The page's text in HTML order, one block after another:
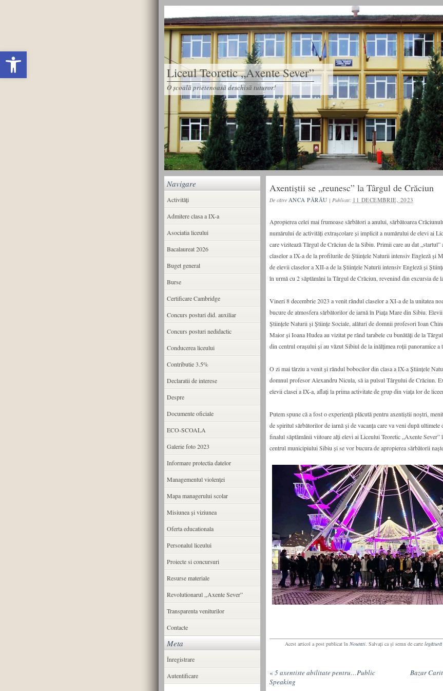
Deschide bara de unelte
Liceul Teoretic „Axente Sever”
O școală prietenoasă deschisă tuturor!
Axentiștii se „reunesc” la Târgul de Crăciun
De către ANCA PĂRĂU | Publicat: 11 DECEMBRIE, 2023
Apropierea celei mai frumoase sărbători a anului, sărbătoarea
numărului de activități extrașcolare și implicit a numărului de elevi ai
care vizitează Târgul de Crăciun de la Sibiu. Primii care au dat
claselor a IX-a de la profilurile de Științele Naturii intensiv Engleză și
de elevii claselor a XII-a de la Științele Naturii intensiv Engleză și
în urmă cu 2 săptămâni la Târgul de Crăciun, revenind din excursia de
Vineri 8 decembrie 2023 a venit rândul claselor a XI-a de la unitatea
bucure de atmosfera sărbătorilor de iarnă în Piața Mare din Sibiu.
Științele Naturii și Științe Sociale, alături de domnii profesori Ioan
Maior și Ioana Hudea au vizitat pe rând tarabele cu bunătăți de la
din centrul orașului și au văzut Sibiul de la inălțimea roții panoramice a
O zi mai târziu a venit și rândul bobocilor din clasa a IX-a Științele
domnul profesor Alexandru Nicula, să ia pulsul Târgului de Crăciun.
elevii clasei a IX-a, aflați la prima activitate de grup din viața lor de
Putem spune că a fost o experiență plăcută pentru axentiștii noștri,
de spiritul sărbătorilor de iarnă și de vacanța care va veni după ultimele
finalul săptămânii viitoare alți elevi ai Liceului Teoretic „Axente Sever”
centrul municipiului Sibiu și se vor bucura de apropierea sărbătorii
Acest articol a post publicat în Noutati. Salvaţi ca şi semn de carte legătură
« 5 axentiste abilitate pentru…Public
Speaking
Bazar
Navigare
Activități
Admitere clasa a IX-a
Asociatia liceului
Bacalaureat 2026
Buget general
Burse
Certificare Cambridge
Concurs posturi did. auxiliar
Concurs posturi nedidactic
Conducerea liceului
Contributie 3.5%
Declaratii de interese
Despre
Documente oficiale
ECO-SCOALA
Galerie foto 2023
Informare protectia datelor
Managementul violenței
Mapa managerului scolar
Misiunea şi viziunea
Oferta educationala
Personalul liceului
Proiecte si concursuri
Resurse materiale
Revolutionarul ,,Axente Sever”
Transparenta veniturilor
Contacte
Meta
Înregistrare
Autentificare